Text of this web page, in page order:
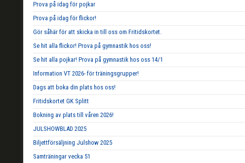
Prova på idag för pojkar
Prova på idag för flickor!
Gör såhär för att skicka in till oss om Fritidskortet.
Se hit alla flickor! Prova på gymnastik hos oss!
Se hit alla pojkar! Prova på gymnastik hos oss 14/1
Information VT 2026- för träningsgrupper!
Dags att boka din plats hos oss!
Fritidskortet GK Splitt
Bokning av plats till våren 2026!
JULSHOWBLAD 2025
Biljettförsäljning Julshow 2025
Samträningar vecka 51